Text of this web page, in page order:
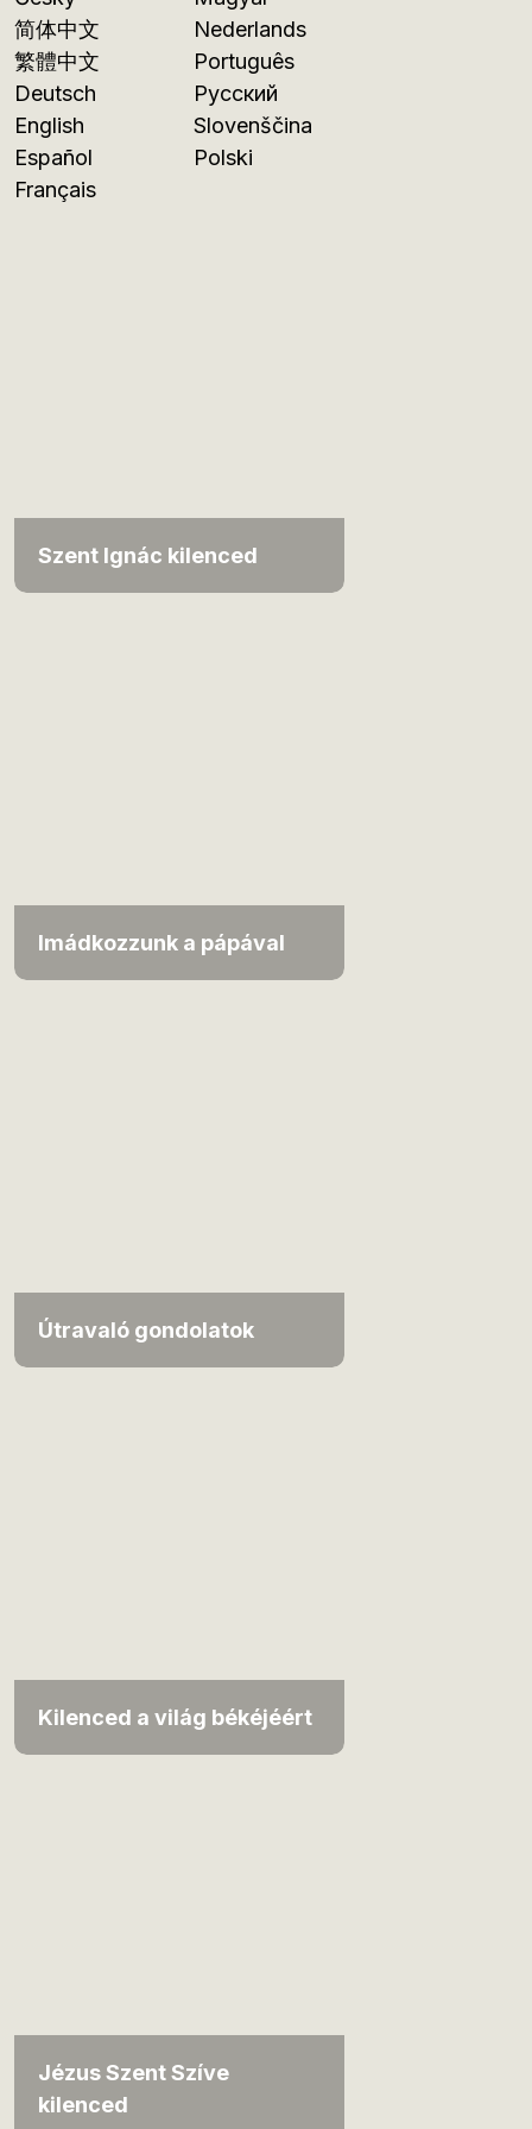
简体中文
繁體中文
Deutsch
English
Español
Français
Nederlands
Português
Русский
Slovenščina
Polski
Szent Ignác kilenced
Imádkozzunk a pápával
Útravaló gondolatok
Kilenced a világ békéjéért
Jézus Szent Szíve
kilenced